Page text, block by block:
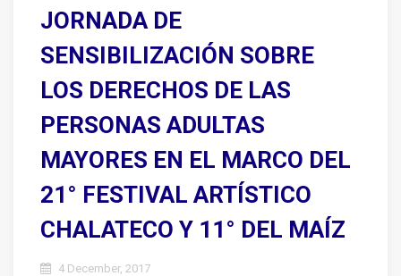
JORNADA DE
SENSIBILIZACIÓN SOBRE
LOS DERECHOS DE LAS
PERSONAS ADULTAS
MAYORES EN EL MARCO DEL
21° FESTIVAL ARTÍSTICO
CHALATECO Y 11° DEL MAÍZ
4 December, 2017